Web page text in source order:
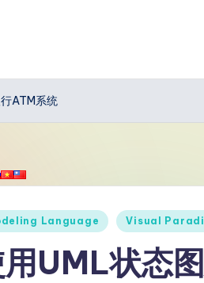
ATM系统
Language Visual
UML状态